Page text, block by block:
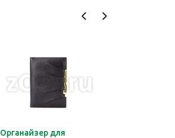
Органайзер для